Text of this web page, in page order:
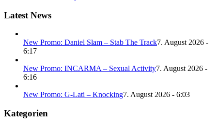
Latest News
New Promo: Daniel Slam – Stab The Track7. August 2026 -
6:17
New Promo: INCARMA – Sexual Activity7. August 2026 -
6:16
New Promo: G-Lati – Knocking7. August 2026 - 6:03
Kategorien